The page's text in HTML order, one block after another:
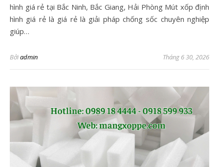
hình giá rẻ tại Bắc Ninh, Bắc Giang, Hải Phòng Mút xốp định
hình giá rẻ là giá rẻ là giải pháp chống sốc chuyên nghiệp
giúp…
Bởiadmin Tháng 6 30, 2026